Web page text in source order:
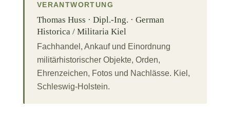
VERANTWORTUNG
Thomas Huss · Dipl.-Ing. · German
Historica / Militaria Kiel
Fachhandel, Ankauf und Einordnung
militärhistorischer Objekte, Orden,
Ehrenzeichen, Fotos und Nachlässe. Kiel,
Schleswig-Holstein.